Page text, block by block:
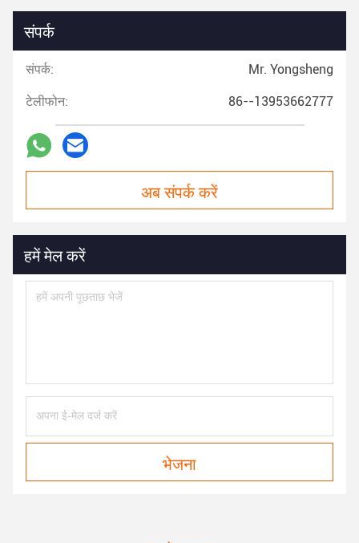
संपर्क
संपर्क: Mr. Yongsheng
टेलीफोन: 86--13953662777
अब संपर्क करें
हमें मेल करें
भेजना